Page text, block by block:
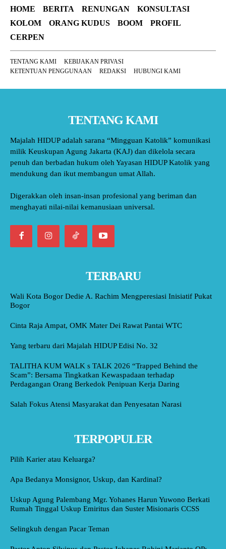
HOME BERITA RENUNGAN
KONSULTASI
KOLOM
ORANG KUDUS BOOM
PROFIL
CERPEN
TENTANG KAMI
KEBIJAKAN PRIVASI
KETENTUAN PENGGUNAAN
REDAKSI HUBUNGI KAMI
TENTANG KAMI
Majalah HIDUP adalah sarana “Mingguan Katolik” komunikasi
milik Keuskupan Agung Jakarta (KAJ) dan dikelola secara
penuh dan berbadan hukum oleh Yayasan HIDUP Katolik yang
mendukung dan ikut membangun umat Allah.
Digerakkan oleh insan-insan profesional yang beriman dan
menghayati nilai-nilai kemanusiaan universal.
TERBARU
Wali Kota Bogor Dedie A. Rachim Mengperesiasi Inisiatif Pukat
Bogor
Cinta Raja Ampat, OMK Mater Dei Rawat Pantai WTC
Yang terbaru dari Majalah HIDUP Edisi No. 32
TALITHA KUM WALK s TALK 2026 “Trapped Behind the
Scam”: Bersama Tingkatkan Kewaspadaan terhadap
Perdagangan Orang Berkedok Penipuan Kerja Daring
Salah Fokus Atensi Masyarakat dan Penyesatan Narasi
TERPOPULER
Pilih Karier atau Keluarga?
Apa Bedanya Monsignor, Uskup, dan Kardinal?
Uskup Agung Palembang Mgr. Yohanes Harun Yuwono Berkati
Rumah Tinggal Uskup Emiritus dan Suster Misionaris CCSS
Selingkuh dengan Pacar Teman